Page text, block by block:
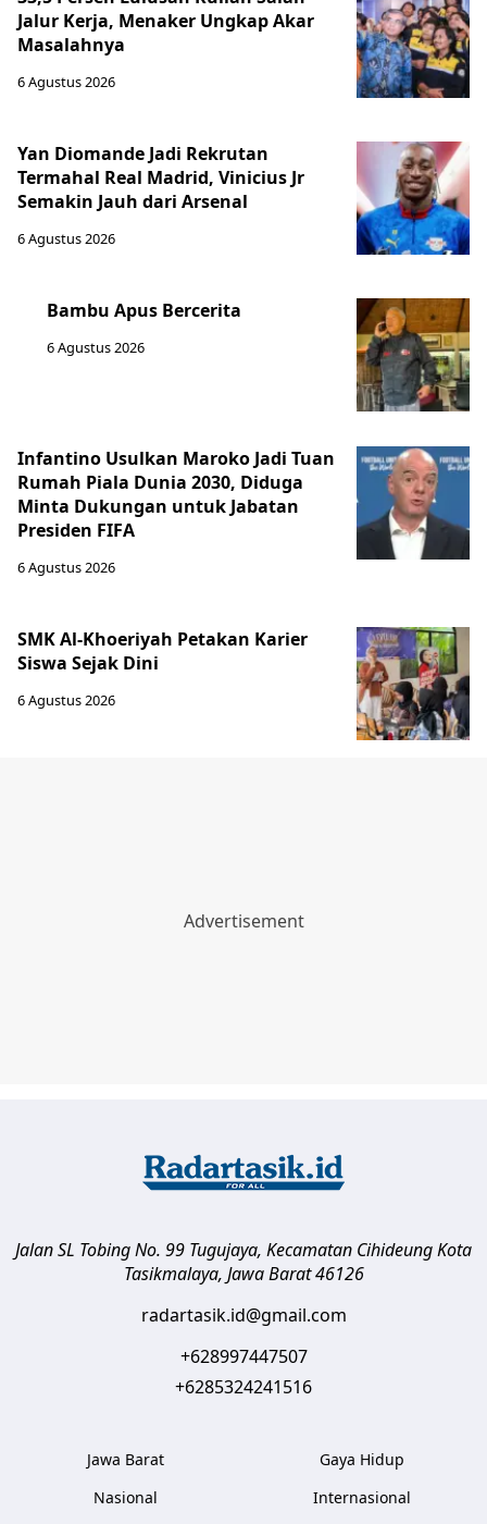
Jalur Kerja, Menaker Ungkap Akar
Masalahnya
6 Agustus 2026
Yan Diomande Jadi Rekrutan
Termahal Real Madrid, Vinicius Jr
Semakin Jauh dari Arsenal
6 Agustus 2026
Bambu Apus Bercerita
6 Agustus 2026
Infantino Usulkan Maroko Jadi Tuan
Rumah Piala Dunia 2030, Diduga
Minta Dukungan untuk Jabatan
Presiden FIFA
6 Agustus 2026
SMK Al-Khoeriyah Petakan Karier
Siswa Sejak Dini
6 Agustus 2026
Jalan SL Tobing No. 99 Tugujaya, Kecamatan CihideungKota
Tasikmalaya, Jawa Barat 46126
radartasik.id@gmail.com
+628997447507
+6285324241516
Jawa Barat
Nasional
Gaya Hidup
Internasional